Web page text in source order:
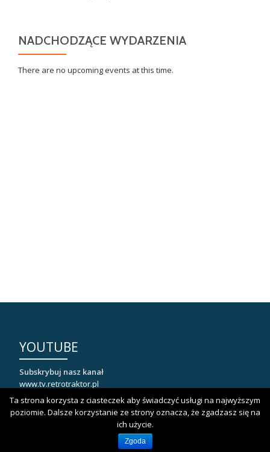
NADCHODZĄCE WYDARZENIA
There are no upcoming events at this time.
YOUTUBE
Subskrybuj nasz kanał
www.tv.retrotraktor.pl
Ta strona korzysta z ciasteczek aby świadczyć usługi na najwyższym
poziomie. Dalsze korzystanie ze strony oznacza, że zgadzasz się na
ich użycie.
Zgoda